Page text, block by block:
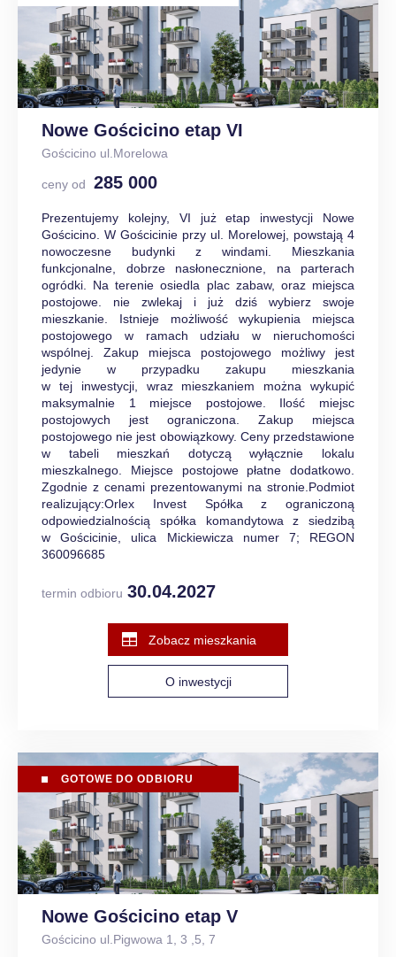
Nowe Gościcino etap VI
Gościcino ul.Morelowa
ceny od 285 000
Prezentujemy kolejny, VI już etap inwestycji Nowe
Gościcino. W Gościcinie przy ul. Morelowej, powstają 4
nowoczesne budynki z windami. Mieszkania
funkcjonalne, dobrze nasłonecznione, na parterach
ogródki. Na terenie osiedla plac zabaw, oraz miejsca
postojowe. nie zwlekaj i już dziś wybierz swoje
mieszkanie. Istnieje możliwość wykupienia miejsca
postojowego w ramach udziału w nieruchomości
wspólnej. Zakup miejsca postojowego możliwy jest
jedynie w przypadku zakupu mieszkania
w tej inwestycji, wraz mieszkaniem można wykupić
maksymalnie 1 miejsce postojowe. Ilość miejsc
postojowych jest ograniczona. Zakup miejsca
postojowego nie jest obowiązkowy. Ceny przedstawione
w tabeli mieszkań dotyczą wyłącznie lokalu
mieszkalnego. Miejsce postojowe płatne dodatkowo.
Zgodnie z cenami prezentowanymi na stronie.Podmiot
realizujący:Orlex Invest Spółka z ograniczoną
odpowiedzialnością spółka komandytowa z siedzibą
w Gościcinie, ulica Mickiewicza numer 7; REGON
360096685
termin odbioru 30.04.2027
Zobacz mieszkania
O inwestycji
GOTOWE DO ODBIORU
Nowe Gościcino etap V
Gościcino ul.Pigwowa 1, 3 ,5, 7